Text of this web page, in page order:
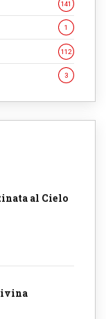
141
1
112
3
al Cielo